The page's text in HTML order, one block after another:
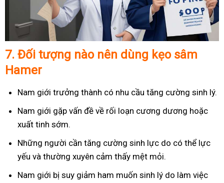
7. Đối tượng nào nên dùng kẹo sâm
Hamer
Nam giới trưởng thành có nhu cầu tăng cường sinh lý.
Nam giới gặp vấn đề về rối loạn cương dương hoặc
xuất tinh sớm.
Những người cần tăng cường sinh lực do có thể lực
yếu và thường xuyên cảm thấy mệt mỏi.
Nam giới bị suy giảm ham muốn sinh lý do làm việc